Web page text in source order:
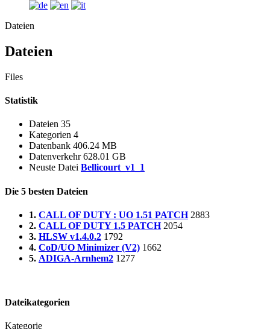
Dateien
Dateien
Files
Statistik
Dateien 35
Kategorien 4
Datenbank 406.24 MB
Datenverkehr628.01 GB
Neuste Datei Bellicourt_v1_1
Die 5 besten Dateien
1. CALL OF DUTY : UO 1.51 PATCH 2883
2. CALL OF DUTY 1.5 PATCH 2054
3. HLSW v1.4.0.2 1792
4. CoD/UO Minimizer (V2) 1662
5. ADIGA-Arnhem2 1277
Dateikategorien
Kategorie